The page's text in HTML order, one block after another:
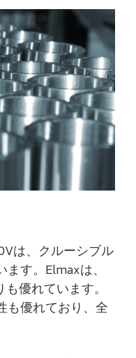
は、クルーシブル
す。Elmaxは、
優れています。
も優れており、全